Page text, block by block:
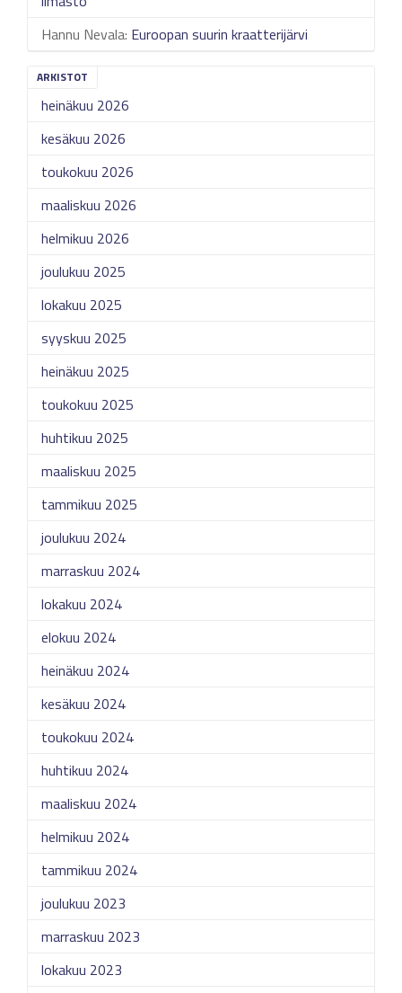
Hannu Nevala: Euroopan suurin kraatterijärvi
ARKISTOT
heinäkuu 2026
kesäkuu 2026
toukokuu 2026
maaliskuu 2026
helmikuu 2026
joulukuu 2025
lokakuu 2025
syyskuu 2025
heinäkuu 2025
toukokuu 2025
huhtikuu 2025
maaliskuu 2025
tammikuu 2025
joulukuu 2024
marraskuu 2024
lokakuu 2024
elokuu 2024
heinäkuu 2024
kesäkuu 2024
toukokuu 2024
huhtikuu 2024
maaliskuu 2024
helmikuu 2024
tammikuu 2024
joulukuu 2023
marraskuu 2023
lokakuu 2023